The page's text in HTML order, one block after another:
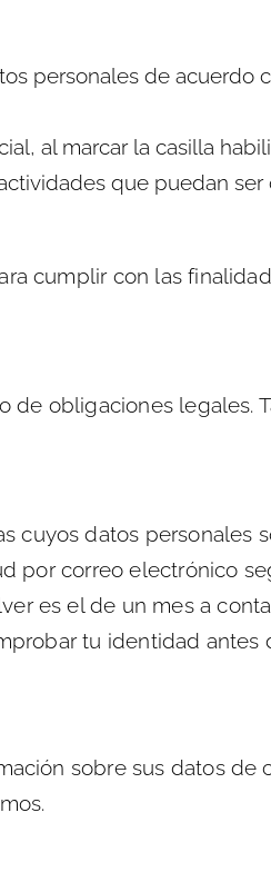
personales de acuerdo
al marcar la casilla
que puedan ser
cumplir con las
obligaciones legales.
cuyos datos personales
por correo electrónico
es el de un mes a
tu identidad antes
sobre sus datos de